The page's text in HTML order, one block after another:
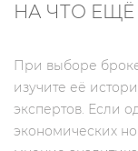
НА ЧТО
При выборе
изучите её
экспертов. Если
экономических